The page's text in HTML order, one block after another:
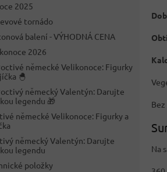
2025
tornádo
balení - VÝHODNÁ CENA
2026
německé Velikonoce: Figurky
🐣
německý Valentýn: Darujte
legendu 🎁
německé Velikonoce: Figurky a
německý Valentýn: Darujte
legendu
položky
Na